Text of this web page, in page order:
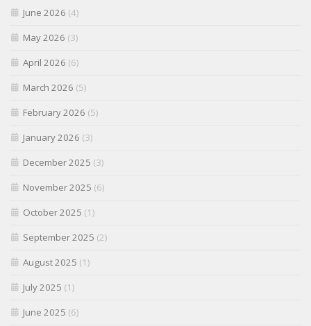
June 2026 (4)
May 2026 (3)
April 2026 (6)
March 2026 (5)
February 2026 (5)
January 2026 (3)
December 2025 (3)
November 2025 (6)
October 2025 (1)
September 2025 (2)
August 2025 (1)
July 2025 (1)
June 2025 (6)